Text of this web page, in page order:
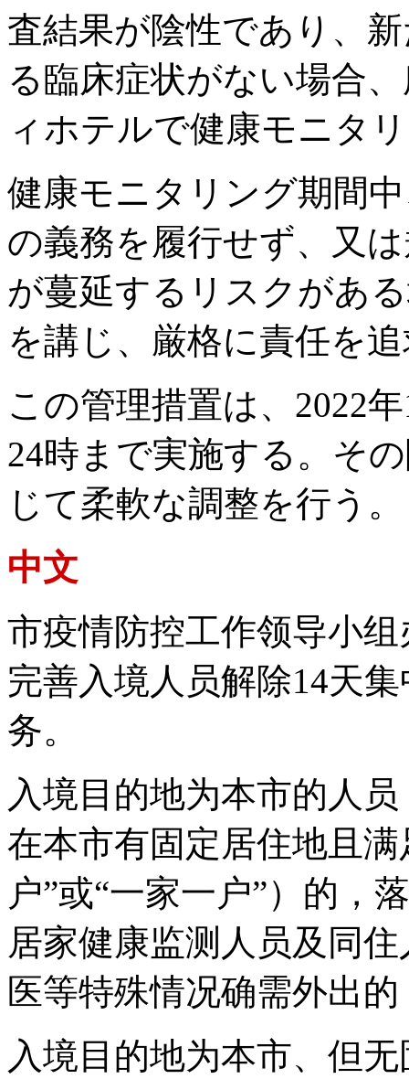
査結果が陰性であり、
る臨床症状がない場合
ィホテルで健康モニタ
健康モニタリング期間
の義務を履行せず、又
が蔓延するリスクがあ
を講じ、厳格に責任を
この管理措置は、2022
24時まで実施する。そ
じて柔軟な調整を行う。
中文
市疫情防控工作领导小
完善入境人员解除14天
务。
入境目的地为本市的人
在本市有固定居住地且
户”或“一家一户”）的，
居家健康监测人员及同
医等特殊情况确需外出
入境目的地为本市、但